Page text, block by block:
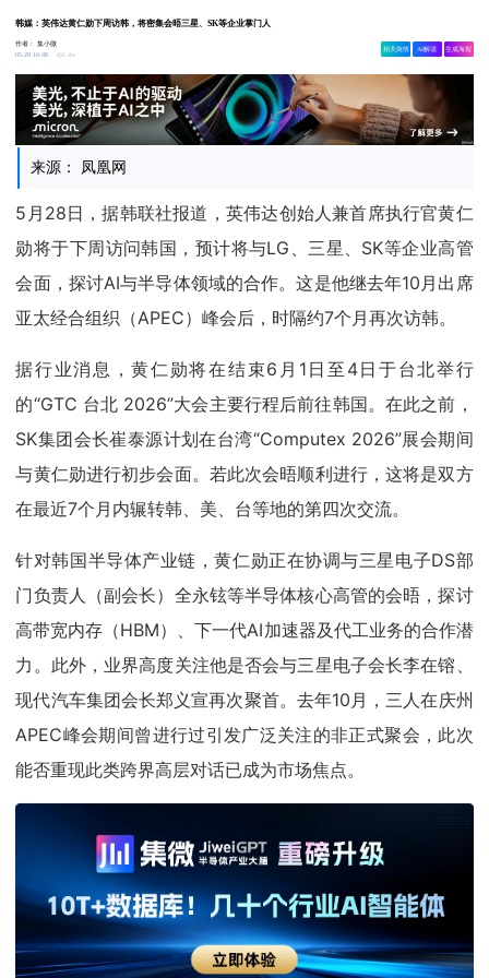
韩媒：英伟达黄仁勋下周访韩，将密集会晤三星、SK等企业掌门人
作者：集小微
05-29 16:48
1.4w
相关舆情 AI解读 生成海报
来源： 凤凰网
5月28日，据韩联社报道，英伟达创始人兼首席执行官黄仁
勋将于下周访问韩国，预计将与LG、三星、SK等企业高管
会面，探讨AI与半导体领域的合作。这是他继去年10月出席
亚太经合组织（APEC）峰会后，时隔约7个月再次访韩。
据行业消息，黄仁勋将在结束6月1日至4日于台北举行
的“GTC 台北 2026”大会主要行程后前往韩国。在此之前，
SK集团会长崔泰源计划在台湾“Computex 2026”展会期间
与黄仁勋进行初步会面。若此次会晤顺利进行，这将是双方
在最近7个月内辗转韩、美、台等地的第四次交流。
针对韩国半导体产业链，黄仁勋正在协调与三星电子DS部
门负责人（副会长）全永铉等半导体核心高管的会晤，探讨
高带宽内存（HBM）、下一代AI加速器及代工业务的合作潜
力。此外，业界高度关注他是否会与三星电子会长李在镕、
现代汽车集团会长郑义宣再次聚首。去年10月，三人在庆州
APEC峰会期间曾进行过引发广泛关注的非正式聚会，此次
能否重现此类跨界高层对话已成为市场焦点。